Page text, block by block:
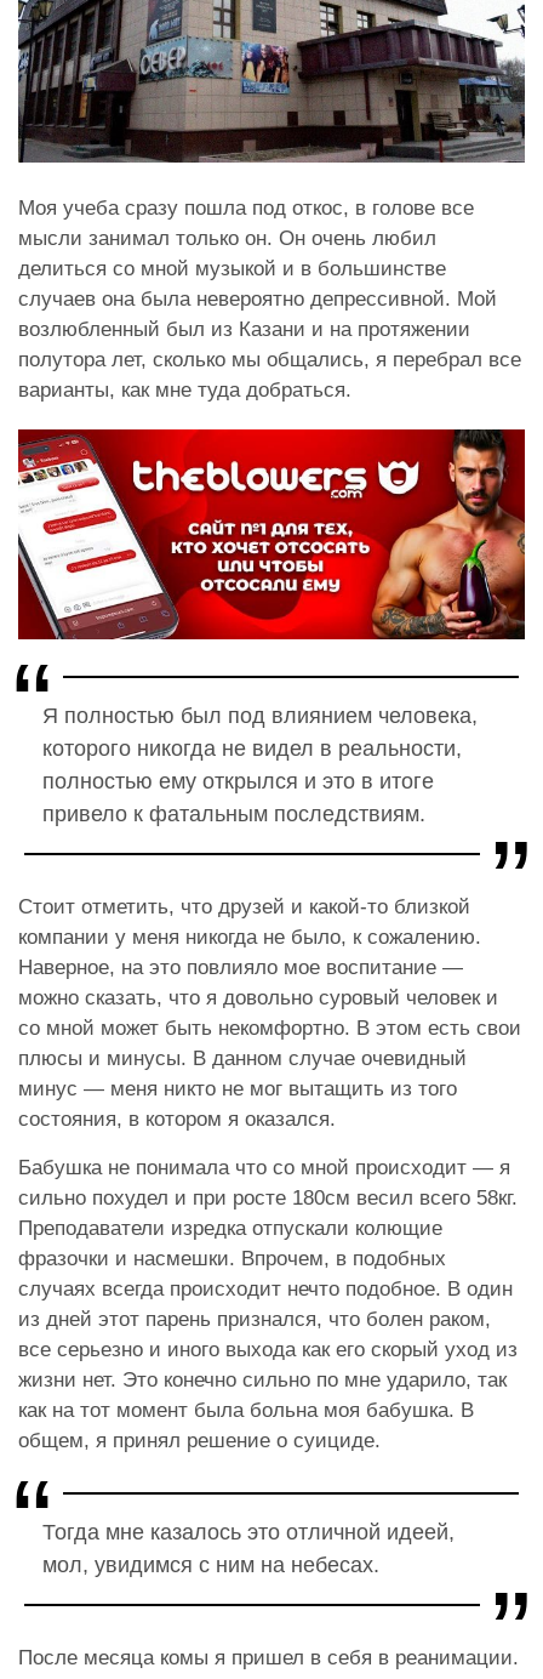
Моя учеба сразу пошла под откос, в голове все
мысли занимал только он. Он очень любил
делиться со мной музыкой и в большинстве
случаев она была невероятно депрессивной. Мой
возлюбленный был из Казани и на протяжении
полутора лет, сколько мы общались, я перебрал все
варианты, как мне туда добраться.
Я полностью был под влиянием человека,
которого никогда не видел в реальности,
полностью ему открылся и это в итоге
привело к фатальным последствиям.
Стоит отметить, что друзей и какой-то близкой
компании у меня никогда не было, к сожалению.
Наверное, на это повлияло мое воспитание —
можно сказать, что я довольно суровый человек и
со мной может быть некомфортно. В этом есть свои
плюсы и минусы. В данном случае очевидный
минус — меня никто не мог вытащить из того
состояния, в котором я оказался.
Бабушка не понимала что со мной происходит — я
сильно похудел и при росте 180см весил всего 58кг.
Преподаватели изредка отпускали колющие
фразочки и насмешки. Впрочем, в подобных
случаях всегда происходит нечто подобное. В один
из дней этот парень признался, что болен раком,
все серьезно и иного выхода как его скорый уход из
жизни нет. Это конечно сильно по мне ударило, так
как на тот момент была больна моя бабушка. В
общем, я принял решение о суициде.
Тогда мне казалось это отличной идеей,
мол, увидимся с ним на небесах.
После месяца комы я пришел в себя в реанимации.